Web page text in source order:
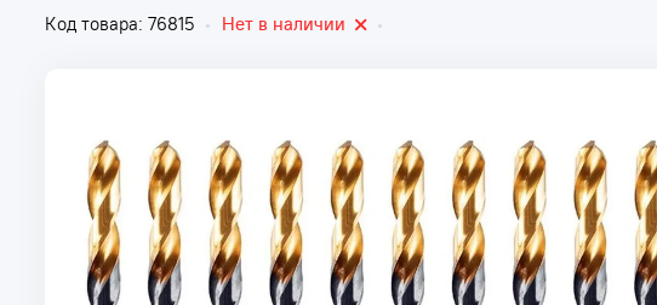
Код товара: 76815 • Нет в наличии •